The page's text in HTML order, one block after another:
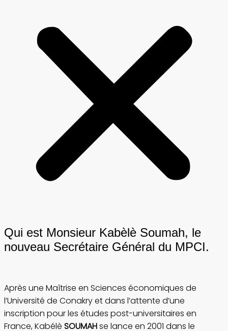
Qui est Monsieur Kabèlè Soumah, le
nouveau Secrétaire Général du MPCI.
Après une Maîtrise en Sciences économiques de
l’Université de Conakry et dans l’attente d’une
inscription pour les études post-universitaires en
France, Kabélè SOUMAHse lance en 2001 dans le